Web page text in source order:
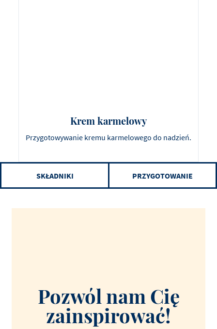
Krem karmelowy
Przygotowywanie kremu karmelowego do nadzień.
SKŁADNIKI PRZYGOTOWANIE
Pozwól nam Cię
zainspirować!